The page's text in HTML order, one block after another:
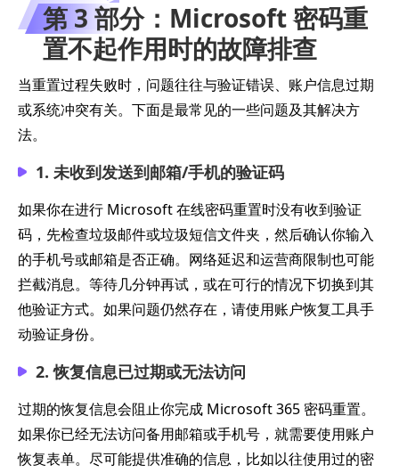
第 3 部分：Microsoft 密码重
置不起作用时的故障排查
当重置过程失败时，问题往往与验证错误、账户信息过期
或系统冲突有关。下面是最常见的一些问题及其解决方
法。
1. 未收到发送到邮箱/手机的验证码
如果你在进行 Microsoft 在线密码重置时没有收到验证
码，先检查垃圾邮件或垃圾短信文件夹，然后确认你输入
的手机号或邮箱是否正确。网络延迟和运营商限制也可能
拦截消息。等待几分钟再试，或在可行的情况下切换到其
他验证方式。如果问题仍然存在，请使用账户恢复工具手
动验证身份。
2. 恢复信息已过期或无法访问
过期的恢复信息会阻止你完成 Microsoft 365 密码重置。
如果你已经无法访问备用邮箱或手机号，就需要使用账户
恢复表单。尽可能提供准确的信息，比如以往使用过的密